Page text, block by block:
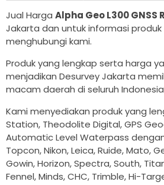
Jual Harga Alpha Geo L300 GNSS
Jakarta dan untuk informasi
menghubungi kami.
Produk yang lengkap serta harga
menjadikan Desurvey Jakarta
macam daerah di seluruh
Kami menyediakan produk yang
Station, Theodolite Digital, GPS
Automatic Level Waterpass
Topcon, Nikon, Leica, Ruide, Mato,
Gowin, Horizon, Spectra, South,
Fennel, Minds, CHC, Trimble, Hi-